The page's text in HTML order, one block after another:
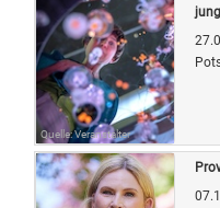
Quelle: Veranstalter